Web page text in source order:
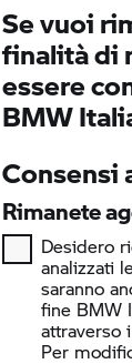
Se vuoi
finalità di
essere
BMW
Consensi
Rimanete
Desidero
analizzati
saranno
fine BMW
attraverso
Per